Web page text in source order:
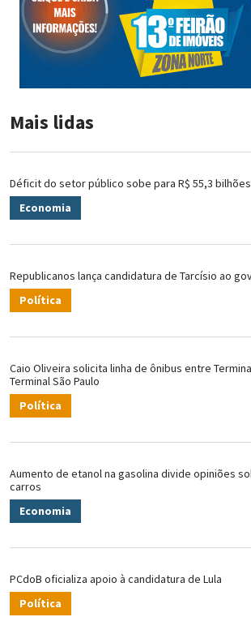
Mais lidas
Déficit do setor público sobe para R$ 55,3
Economia
Republicanos lança candidatura de Tarcísio ao
Política
Caio Oliveira solicita linha de ônibus entre
Terminal São Paulo
Política
Aumento de etanol na gasolina divide opiniões
carros
Economia
PCdoB oficializa apoio à candidatura de Lula
Política